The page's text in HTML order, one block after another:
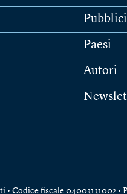
Paesi
Autori
Codice fiscale 04003131002 •